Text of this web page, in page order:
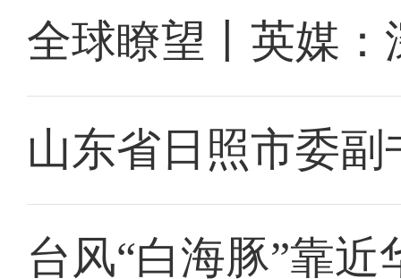
全球瞭望丨英媒
山东省日照市委
台风“白海豚”靠近